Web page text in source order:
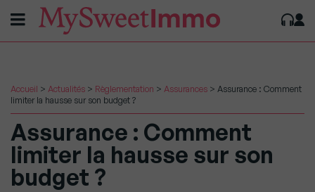
Accueil > Actualités > Règlementation > Assurances > Assurance : Comment
limiter la hausse sur son budget ?
Assurance : Comment
limiter la hausse sur son
budget ?